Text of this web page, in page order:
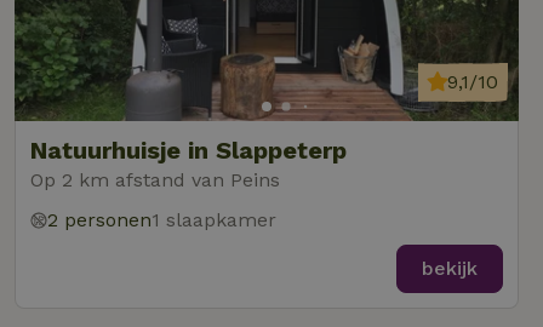
Natuurhuisje in Slappeterp
Op 2 km afstand van Peins
9,1/10
2 personen1 slaapkamer
bekijk